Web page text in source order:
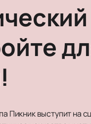
Пикник выступит на